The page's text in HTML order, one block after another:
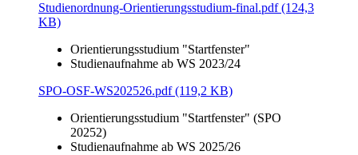
Studienordnung-Orientierungsstudium-final.pdf (124,3
KB)
Orientierungsstudium "Startfenster"
Studienaufnahme ab WS 2023/24
SPO-OSF-WS202526.pdf (119,2 KB)
Orientierungsstudium "Startfenster" (SPO
20252)
Studienaufnahme ab WS 2025/26